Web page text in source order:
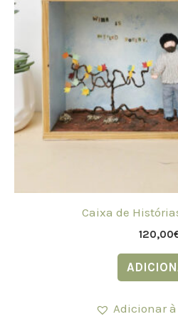
Caixa de
120,00
Adicionar